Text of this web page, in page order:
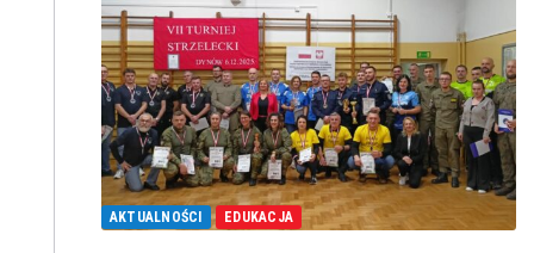
AKTUALNOŚCI EDUKACJA